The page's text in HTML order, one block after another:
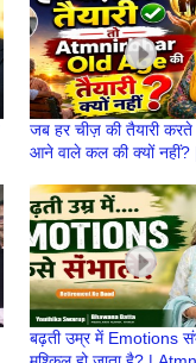
Retirement life
जब हर चीज़ की तैयारी करते
आने वाले कल की क्यों नहीं?
बढ़ती उम्र में Emotions